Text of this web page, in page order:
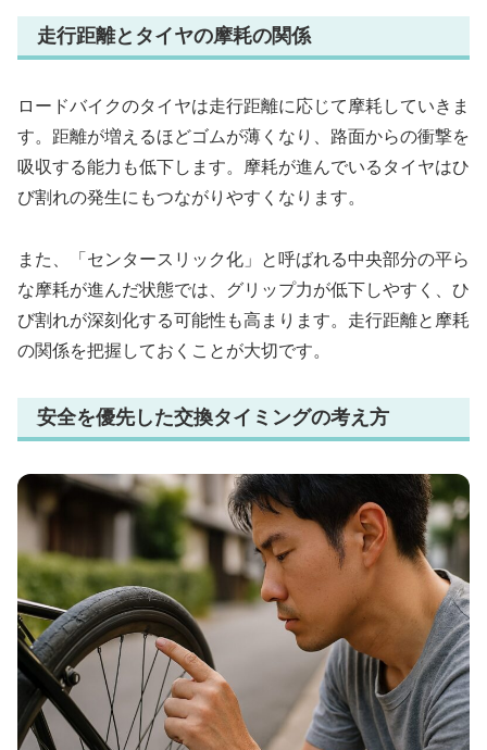
走行距離とタイヤの摩耗の関係
ロードバイクのタイヤは走行距離に応じて摩耗していきま
す。距離が増えるほどゴムが薄くなり、路面からの衝撃を
吸収する能力も低下します。摩耗が進んでいるタイヤはひ
び割れの発生にもつながりやすくなります。
また、「センタースリック化」と呼ばれる中央部分の平ら
な摩耗が進んだ状態では、グリップ力が低下しやすく、ひ
び割れが深刻化する可能性も高まります。走行距離と摩耗
の関係を把握しておくことが大切です。
安全を優先した交換タイミングの考え方